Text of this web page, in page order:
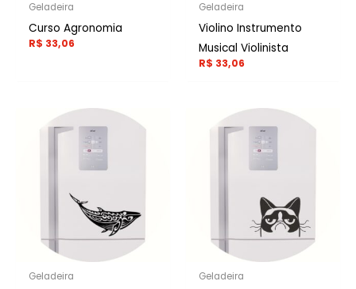
Geladeira
Curso Agronomia
R$ 33,06
Geladeira
Violino Instrumento
Musical Violinista
R$ 33,06
Geladeira Geladeira